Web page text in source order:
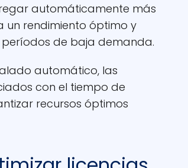
automáticamente más
un rendimiento óptimo y
de baja demanda.
automático, las
con el tiempo de
recursos óptimos